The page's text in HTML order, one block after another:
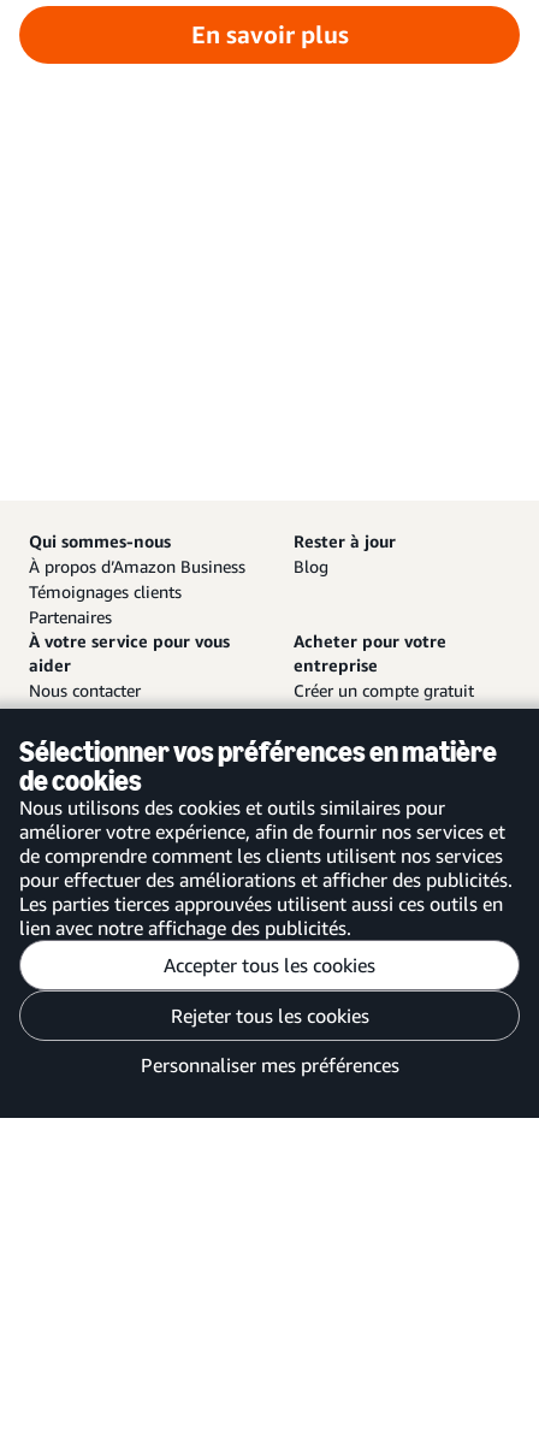
En savoir plus
Sélectionner vos préférences en matière
de cookies
Nous utilisons des cookies et outils similaires pour
améliorer votre expérience, afin de fournir nos services et
de comprendre comment les clients utilisent nos services
pour effectuer des améliorations et afficher des publicités.
Les parties tierces approuvées utilisent aussi ces outils en
lien avec notre affichage des publicités.
Accepter tous les cookies
Rejeter tous les cookies
Personnaliser mes préférences
Qui sommes-nous
À propos d’Amazon Business
Témoignages clients
Partenaires
Rester à jour
Blog
À votre service pour vous
aider
Nous contacter
Service client et assistance
Plan de site
Acheter pour votre
entreprise
Créer un compte gratuit
Se connecter à votre compte
Application mobile Amazon
Business
France
Personnaliser mes préférences
Avis de confidentialité
Vos options de confidentialité des publicités